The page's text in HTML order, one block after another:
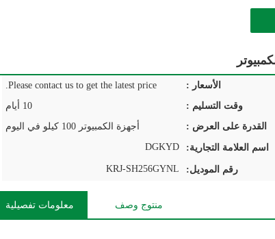
الأسعار :
Please contact us to get the latest price.
وقت التسليم :
10 أيام
القدرة على العرض : أجهزة الكمبيوتر 100 كيلو في اليوم
اسم العلامة التجارية: DGKYD
رقم الموديل: KRJ-SH256GYNL
معلومات تفصيلية منتوج وصف